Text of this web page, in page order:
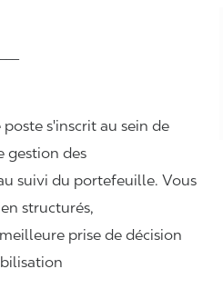
s'inscrit au sein de
gestion des
suivi du portefeuille. Vous
structurés,
prise de décision